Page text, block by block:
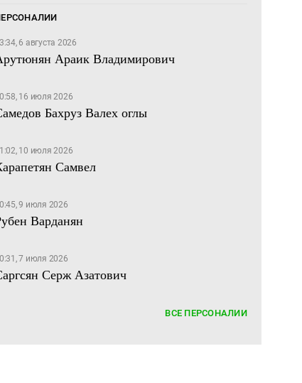
Варданян
6 августа 2026
Араик Владимирович
16 июля 2026
Бахруз Валех оглы
10 июля 2026
Самвел
9 июля 2026
Варданян
7 июля 2026
Серж Азатович
ВСЕ ПЕРСОНАЛИИ